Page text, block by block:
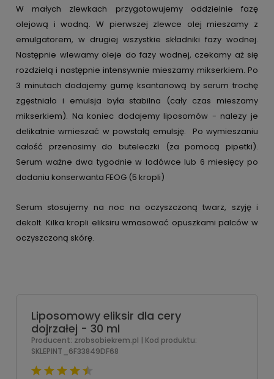
W małych zlewkach przygotowujemy oddzielnie fazę
olejową i wodną. W pierwszej zlewce olej mieszamy z
emulgatorem, w drugiej wszystkie składniki fazy wodnej.
Następnie wlewamy oleje do fazy wodnej, czekamy aż się
rozdzielą i następnie intensywnie mieszamy mikserkiem. Po
3 minutach dodajemy gumę ksantanową by serum trochę
zgęstniało i emulsja była stabilna (cały czas mieszamy
mikserkiem). Na koniec dodajemy liposomów - nalezy je
delikatnie wmieszać w powstałą emulsję. Po wymieszaniu
całość przenosimy do buteleczki (za pomocą pipetki).
Serum ważne dwa tygodnie w lodówce lub 6 miesięcy po
dodaniu konserwanta FEOG (5 kropli)
Serum stosujemy na noc na oczyszczoną twarz, szyję i
dekolt. Kilka kropli eliksiru wmasować opuszkami palców w
oczyszczoną skórę.
Liposomowy eliksir dla cery
dojrzałej - 30 ml
Producent: zrobsobiekrem.pl | Kod produktu:
SKLEPINT_6F33849DF68